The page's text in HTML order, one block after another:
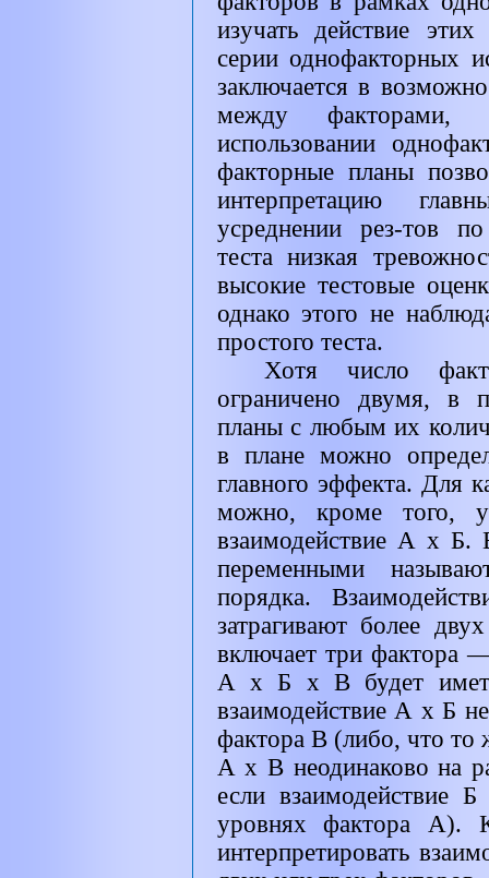
изучать действие
серии однофакторных
заключается в
между факторами,
использовании
факторные планы
интерпретацию
усреднении рез-тов
теста низкая
высокие тестовые
однако этого не
простого теста.
Хотя число
ограничено двумя, в
планы с любым их
в плане можно
главного эффекта. Для
можно, кроме того,
взаимодействие А х Б.
переменными
порядка.
затрагивают более
включает три фактора
А х Б х В будет
взаимодействие А х Б
фактора В (либо, что то
А х В неодинаково на
если взаимодействие
уровнях фактора А).
интерпретировать